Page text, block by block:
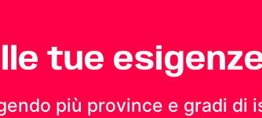
tue
più province e gradi di